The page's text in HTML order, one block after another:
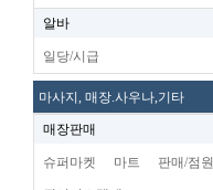
알바
일당/시급
마사지, 매장.사우나,기타
매장판매
슈퍼마켓 마트 판매/점원